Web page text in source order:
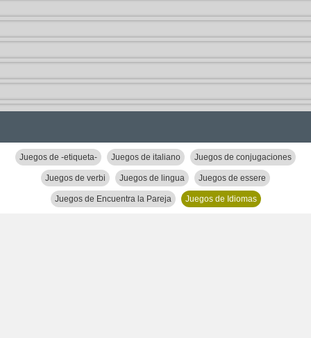
Juegos de -etiqueta- Juegos de italiano Juegos de conjugaciones
Juegos de verbi Juegos de lingua Juegos de essere
Juegos de Encuentra la Pareja Juegos de Idiomas